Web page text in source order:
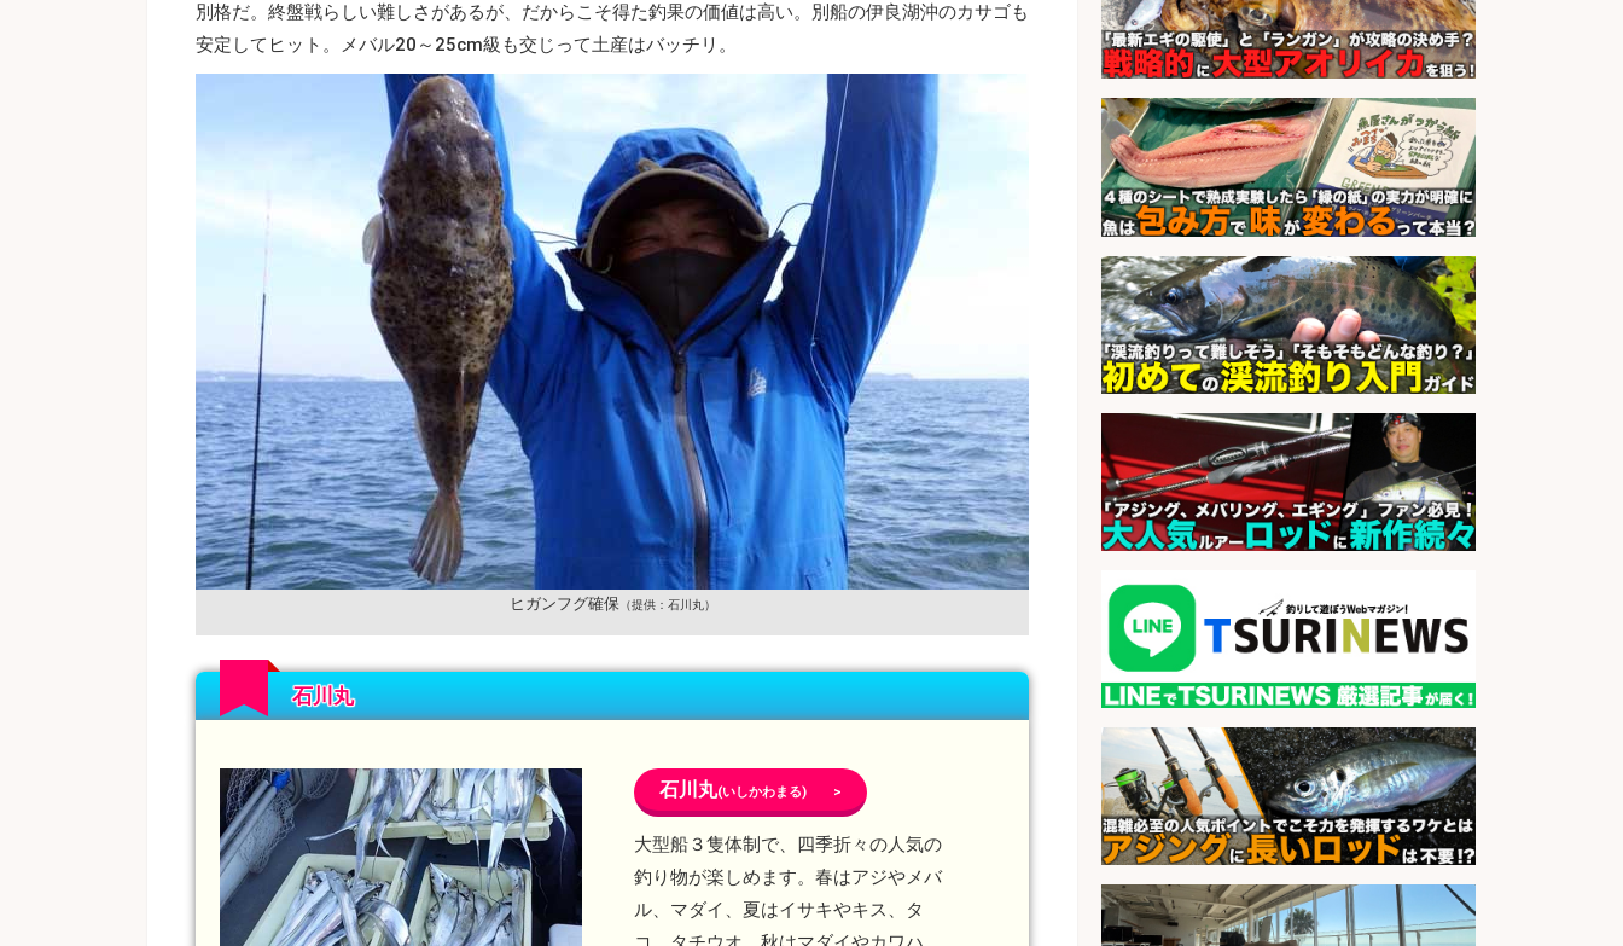
別格だ。終盤戦らしい難しさがあるが、だからこそ得た釣果の価値は高い。別船の伊良湖沖のカサゴも
安定してヒット。メバル20～25cm級も交じって土産はバッチリ。
ヒガンフグ確保 （提供：石川丸）
石川丸
石川丸(いしかわまる) >
大型船３隻体制で、四季折々の人気の
釣り物が楽しめます。春はアジやメバ
ル、マダイ、夏はイサキやキス、タ